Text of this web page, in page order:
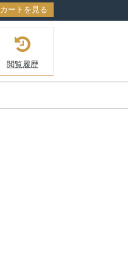
カートを見る
閲覧履歴